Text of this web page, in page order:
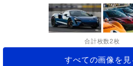
合計枚数2枚
すべての画像を見